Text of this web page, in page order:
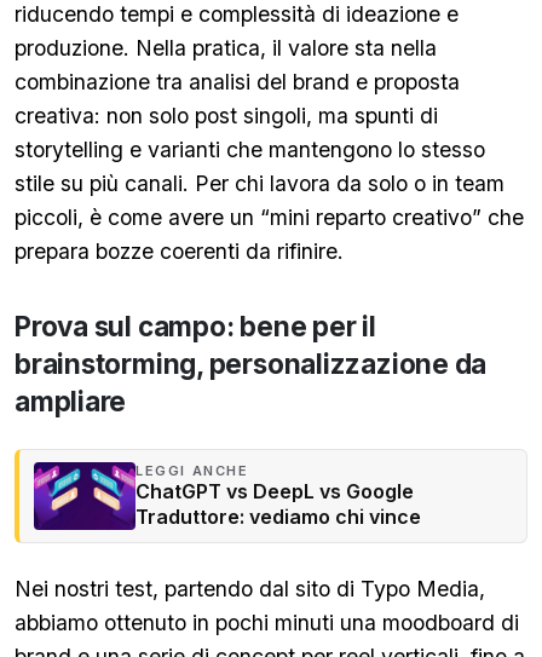
riducendo tempi e complessità di ideazione e
produzione. Nella pratica, il valore sta nella
combinazione tra analisi del brand e proposta
creativa: non solo post singoli, ma spunti di
storytelling e varianti che mantengono lo stesso
stile su più canali. Per chi lavora da solo o in team
piccoli, è come avere un “mini reparto creativo” che
prepara bozze coerenti da rifinire.
Prova sul campo: bene per il
brainstorming, personalizzazione da
ampliare
LEGGI ANCHE
ChatGPT vs DeepL vs Google
Traduttore: vediamo chi vince
Nei nostri test, partendo dal sito di Typo Media,
abbiamo ottenuto in pochi minuti una moodboard di